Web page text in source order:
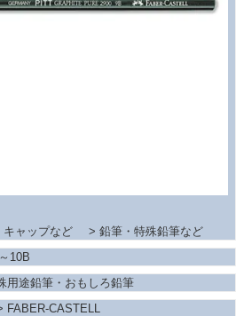
キャップなど > 鉛筆・特殊鉛筆など
10B
用途鉛筆・おもしろ鉛筆
FABER-CASTELL